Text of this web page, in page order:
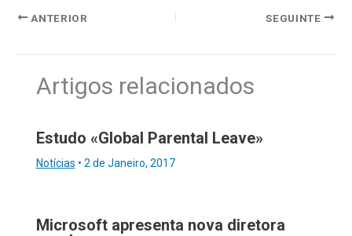
ANTERIOR SEGUINTE
Artigos relacionados
Estudo «Global Parental Leave»
Notícias • 2 de Janeiro, 2017
Microsoft apresenta nova diretora